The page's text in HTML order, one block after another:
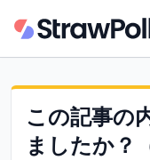
この記事の
ましたか？